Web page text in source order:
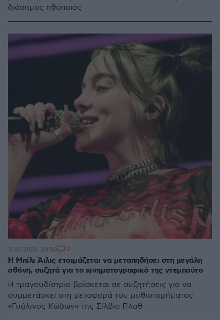
διάσημος ηθοποιός
H Μπίλι Άιλις ετοιμάζεται να μεταπηδήσει στη μεγάλη
οθόνη, συζητά για το κινηματογραφικό της ντεμπούτο
Η τραγουδίστρια βρίσκεται σε συζητήσεις για να
συμμετάσχει στη μεταφορά του μυθιστορήματος
«Γυάλινος Κώδων» της Σίλβια Πλαθ
11.03.2026, 20:50 2